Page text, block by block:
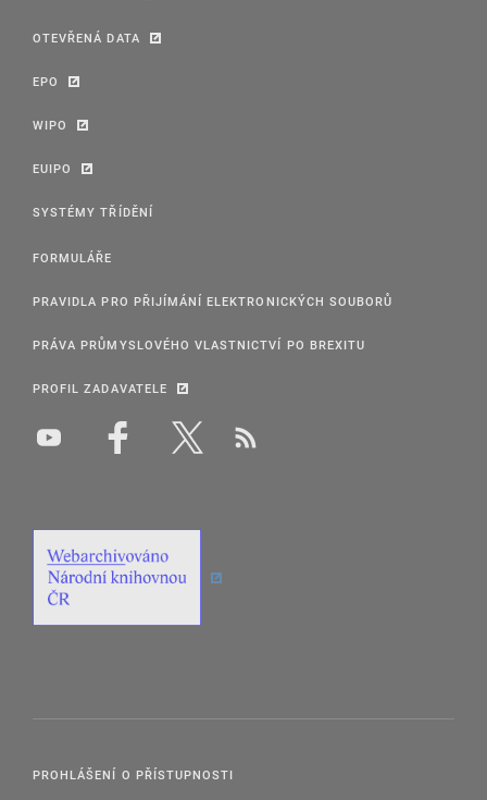
OTEVŘENÁ DATA
EPO
WIPO
EUIPO
SYSTÉMY TŘÍDĚNÍ
FORMULÁŘE
PRAVIDLA PRO PŘIJÍMÁNÍ ELEKTRONICKÝCH SOUBORŮ
PRÁVA PRŮMYSLOVÉHO VLASTNICTVÍ PO BREXITU
PROFIL ZADAVATELE
PROHLÁŠENÍ O PŘÍSTUPNOSTI